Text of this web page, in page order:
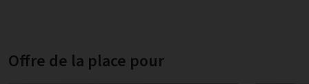
Offre de la place pour